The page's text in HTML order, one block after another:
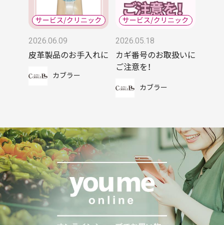
2026.06.09
皮革製品のお手入れに
カブラー
2026.05.18
カギ番号のお取扱いに
ご注意を！
カブラー